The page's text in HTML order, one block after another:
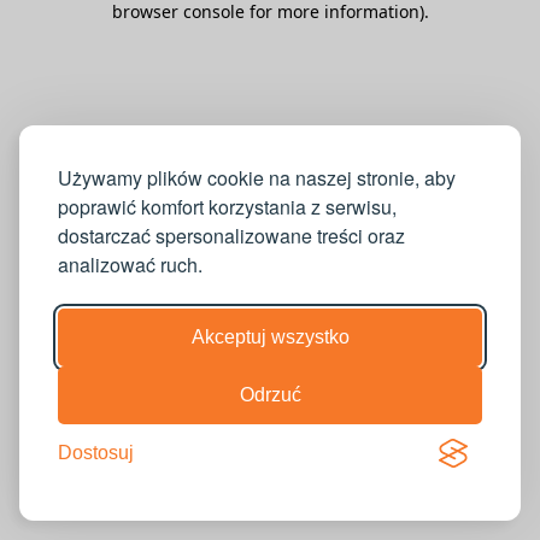
Używamy plików cookie na naszej stronie, aby
poprawić komfort korzystania z serwisu,
dostarczać spersonalizowane treści oraz
analizować ruch.
Akceptuj wszystko
Odrzuć
Dostosuj
browser console for more information).